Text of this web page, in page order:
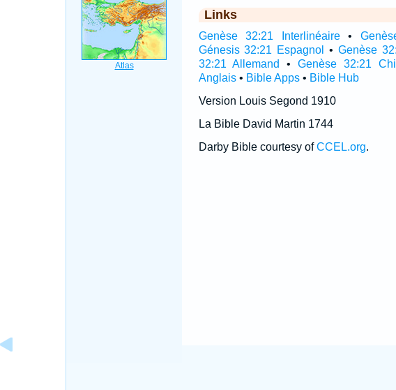
Links
Genèse 32:21 Interlinéaire•
Génesis 32:21 Espagnol
•Genèse
32:21 Allemand
• Genèse 32:21
Anglais• Bible Apps• Bible Hub
Version Louis Segond 1910
La Bible David Martin 1744
Darby Bible courtesy ofCCEL.org.